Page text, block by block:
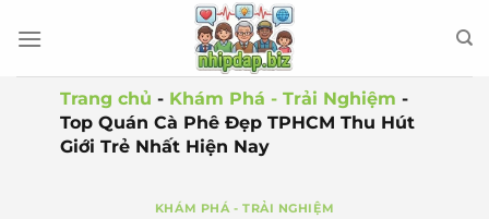
qua
Trang chủ - Khám Phá - Trải Nghiệm -
Top Quán Cà Phê Đẹp TPHCM Thu Hút
Giới Trẻ Nhất Hiện Nay
KHÁM PHÁ - TRẢI NGHIỆM